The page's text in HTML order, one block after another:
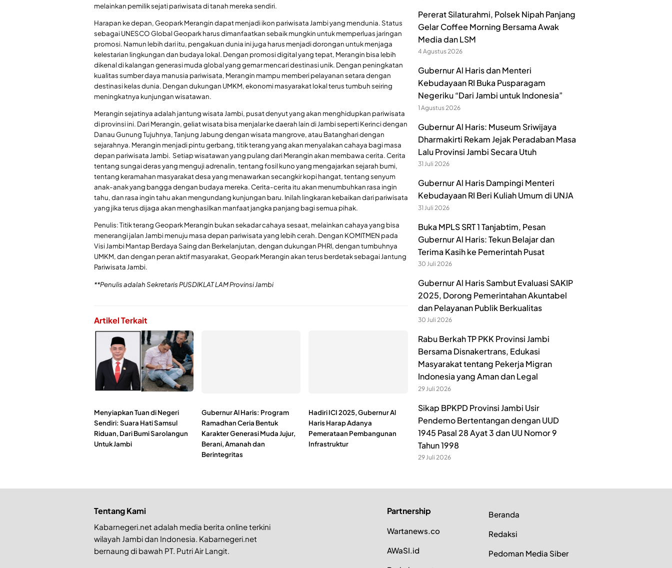
melainkan pemilik sejati pariwisata di tanah mereka sendiri.
Harapan ke depan, Geopark Merangin dapat menjadi ikon pariwisata Jambi yang mendunia. Status
sebagai UNESCO Global Geopark harus dimanfaatkan sebaik mungkin untuk memperluas jaringan
promosi. Namun lebih dari itu, pengakuan dunia ini juga harus menjadi dorongan untuk menjaga
kelestarian lingkungan dan budaya lokal. Dengan promosi digital yang tepat, Merangin bisa lebih
dikenal di kalangan generasi muda global yang gemar mencari destinasi unik. Dengan peningkatan
kualitas sumber daya manusia pariwisata, Merangin mampu memberi pelayanan setara dengan
destinasi kelas dunia. Dengan dukungan UMKM, ekonomi masyarakat lokal terus tumbuh seiring
meningkatnya kunjungan wisatawan.
Merangin sejatinya adalah jantung wisata Jambi, pusat denyut yang akan menghidupkan pariwisata
di provinsi ini. Dari Merangin, geliat wisata bisa menjalar ke daerah lain di Jambi seperti Kerinci dengan
Danau Gunung Tujuhnya, Tanjung Jabung dengan wisata mangrove, atau Batanghari dengan
sejarahnya. Merangin menjadi pintu gerbang, titik terang yang akan menyalakan cahaya bagi masa
depan pariwisata Jambi. Setiap wisatawan yang pulang dari Merangin akan membawa cerita. Cerita
tentang sungai deras yang menguji adrenalin, tentang fosil kuno yang mengajarkan sejarah bumi,
tentang keramahan masyarakat desa yang menawarkan secangkir kopi hangat, tentang senyum
anak-anak yang bangga dengan budaya mereka. Cerita-cerita itu akan menumbuhkan rasa ingin
tahu, dan rasa ingin tahu akan mengundang kunjungan baru. Inilah lingkaran kebaikan dari pariwisata
yang jika terus dijaga akan menghasilkan manfaat jangka panjang bagi semua pihak.
Penulis: Titik terang Geopark Merangin bukan sekadar cahaya sesaat, melainkan cahaya yang bisa
menerangi jalan Jambi menuju masa depan pariwisata yang lebih cerah. Dengan KOMITMEN pada
Visi Jambi Mantap Berdaya Saing dan Berkelanjutan, dengan dukungan PHRI, dengan tumbuhnya
UMKM, dan dengan peran aktif masyarakat, Geopark Merangin akan terus berdetak sebagai Jantung
Pariwisata Jambi.
**Penulis adalah Sekretaris PUSDIKLAT LAM Provinsi Jambi
Artikel Terkait
Menyiapkan Tuan di Negeri
Sendiri: Suara Hati Samsul
Riduan, Dari Bumi Sarolangun
Untuk Jambi
Gubernur Al Haris: Program
Ramadhan Ceria Bentuk
Karakter Generasi Muda Jujur,
Berani, Amanah dan
Berintegritas
Hadiri ICI 2025, Gubernur Al
Haris Harap Adanya
Pemerataan Pembangunan
Infrastruktur
Pererat Silaturahmi, Polsek Nipah Panjang
Gelar Coffee Morning Bersama Awak
Media dan LSM
4 Agustus 2026
Gubernur Al Haris dan Menteri
Kebudayaan RI Buka Pusparagam
Negeriku “Dari Jambi untuk Indonesia”
1 Agustus 2026
Gubernur Al Haris: Museum Sriwijaya
Dharmakirti Rekam Jejak Peradaban Masa
Lalu Provinsi Jambi Secara Utuh
31 Juli 2026
Gubernur Al Haris Dampingi Menteri
Kebudayaan RI Beri Kuliah Umum di UNJA
31 Juli 2026
Buka MPLS SRT 1 Tanjabtim, Pesan
Gubernur Al Haris: Tekun Belajar dan
Terima Kasih ke Pemerintah Pusat
30 Juli 2026
Gubernur Al Haris Sambut Evaluasi SAKIP
2025, Dorong Pemerintahan Akuntabel
dan Pelayanan Publik Berkualitas
30 Juli 2026
Rabu Berkah TP PKK Provinsi Jambi
Bersama Disnakertrans, Edukasi
Masyarakat tentang Pekerja Migran
Indonesia yang Aman dan Legal
29 Juli 2026
Sikap BPKPD Provinsi Jambi Usir
Pendemo Bertentangan dengan UUD
1945 Pasal 28 Ayat 3 dan UU Nomor 9
Tahun 1998
29 Juli 2026
Tentang Kami
Kabarnegeri.net adalah media berita online terkini
wilayah Jambi dan Indonesia. Kabarnegeri.net
bernaung di bawah PT. Putri Air Langit.
Partnership
Wartanews.co
AWaSI.id
Beranda
Redaksi
Pedoman Media Siber